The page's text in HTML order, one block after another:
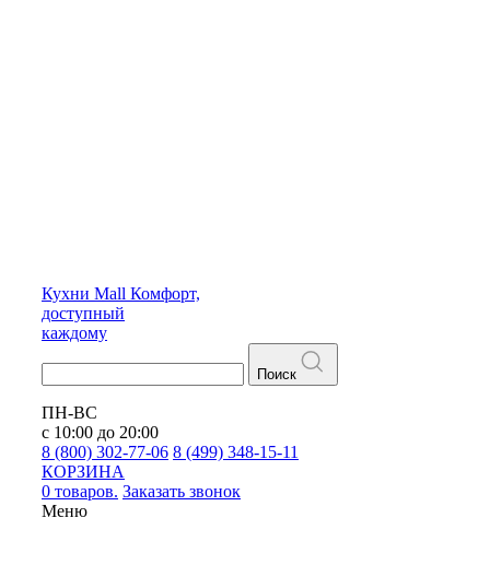
Кухни Mall Комфорт,
доступный
каждому
Поиск
ПН-ВС
с 10:00 до 20:00
8 (800) 302-77-06 8 (499) 348-15-11
КОРЗИНА
0 товаров. Заказать звонок
Меню